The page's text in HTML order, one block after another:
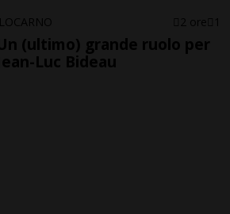
LOCARNO 2 ore 1
(ultimo) grande ruolo per
Luc Bideau